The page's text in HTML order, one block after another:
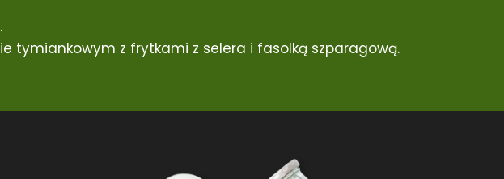
tymiankowym z frytkami z selera i fasolką szparagową.